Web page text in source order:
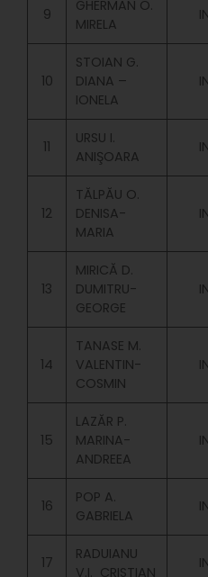
9
GHERMAN O.
MIRELA
10
STOIAN G.
DIANA –
IONELA
11
URSU I.
ANIŞOARA
12
TĂLPĂU O.
DENISA-
MARIA
13
MIRICĂ D.
DUMITRU-
GEORGE
14
TANASE M.
VALENTIN-
COSMIN
15
LAZĂR P.
MARINA-
ANDREEA
16
POP A.
GABRIELA
17
RADUIANU
V.I. CRISTIAN